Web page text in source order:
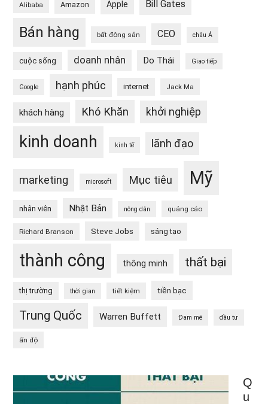
Alibaba Amazon Apple Bill Gates
Bán hàng bất động sản CEO châu Á
cuộc sống doanh nhân Do Thái Giao tiếp
Google hạnh phúc internet Jack Ma
khách hàng Khó Khăn khởi nghiệp
kinh doanh kinh tế lãnh đạo
marketing microsoft Mục tiêu Mỹ
nhân viên Nhật Bản nông dân quảng cáo
Richard Branson Steve Jobs sáng tạo
thành công thông minh thất bại
thị trường thời gian tiết kiệm tiền bạc
Trung Quốc Warren Buffett Đam mê đầu tư
ấn độ
Q
u